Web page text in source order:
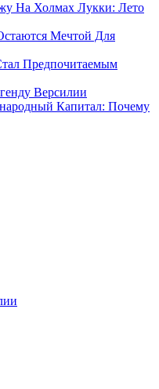
На Холмах Лукки: Лето
Мечтой Для
Предпочитаемым
Версилии
Капитал: Почему